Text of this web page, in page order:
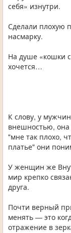
себя» изнутри.
Сделали плохую
насмарку.
На душе «кошки
хочется…
К слову, у
внешностью, она
"мне так плохо,
платье" они
У женщин же
мир крепко
друга.
Почти верный
менять — это
отражение в